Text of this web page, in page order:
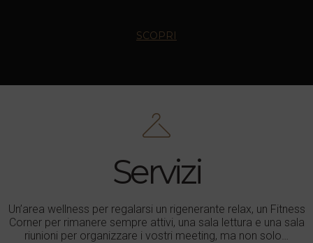
SCOPRI
Servizi
Un’area wellness per regalarsi un rigenerante relax, un Fitness
Corner per rimanere sempre attivi, una sala lettura e una sala
riunioni per organizzare i vostri meeting, ma non solo…